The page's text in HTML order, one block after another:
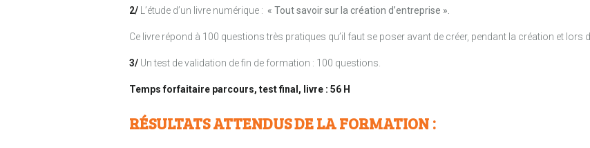
2/ L’étude d’un livre numérique : « Tout savoir sur la création d’entreprise ».
Ce livre répond à 100 questions très pratiques qu’il faut se poser avant de créer, pendant la création et lors
3/ Un test de validation de fin de formation : 100 questions.
Temps forfaitaire parcours, test final, livre : 56 H
RÉSULTATS ATTENDUS DE LA FORMATION :